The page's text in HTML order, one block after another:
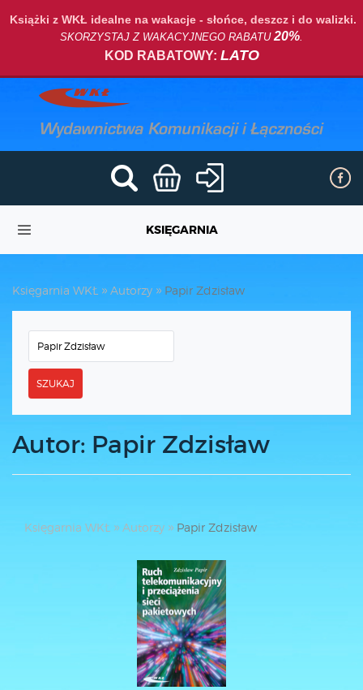
Książki z WKŁ idealne na wakacje - słońce, deszcz i do walizki.
SKORZYSTAJ Z WAKACYJNEGO RABATU20%.
KOD RABATOWY: LATO
KSIĘGARNIA
Księgarnia WKŁ Autorzy Papir Zdzisław
SZUKAJ
Autor: Papir Zdzisław
Księgarnia WKŁ Autorzy Papir Zdzisław